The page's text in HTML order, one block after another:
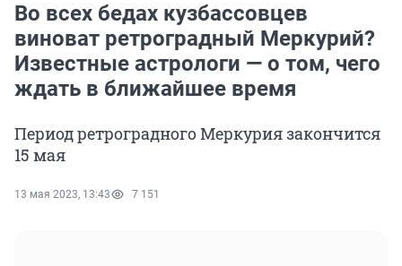
Во всех бедах кузбассовцев
виноват ретроградный Меркурий?
Известные астрологи — о том, чего
ждать в ближайшее время
Период ретроградного Меркурия закончится
15 мая
13 мая 2023, 13:43 7 151